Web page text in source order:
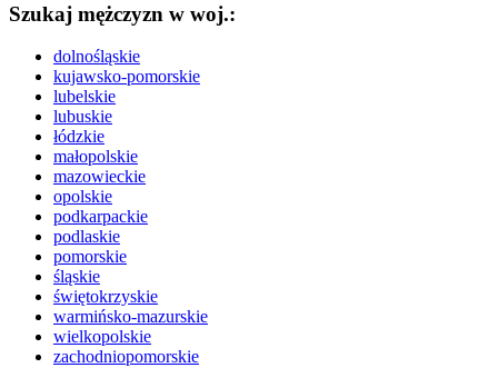
Szukaj mężczyzn w woj.:
dolnośląskie
kujawsko-pomorskie
lubelskie
lubuskie
łódzkie
małopolskie
mazowieckie
opolskie
podkarpackie
podlaskie
pomorskie
śląskie
świętokrzyskie
warmińsko-mazurskie
wielkopolskie
zachodniopomorskie